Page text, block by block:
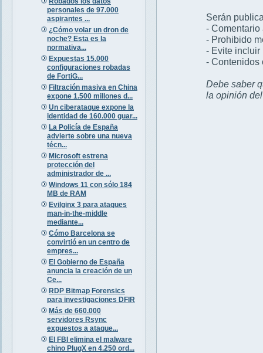
personales de 97.000
aspirantes ...
¿Cómo volar un dron de
noche? Esta es la
normativa...
Expuestas 15.000
configuraciones robadas
de FortiG...
Filtración masiva en China
expone 1.500 millones d...
Un ciberataque expone la
identidad de 160.000 guar...
La Policía de España
advierte sobre una nueva
técn...
Microsoft estrena
protección del
administrador de ...
Windows 11 con sólo 184
MB de RAM
Evilginx 3 para ataques
man-in-the-middle
mediante...
Cómo Barcelona se
convirtió en un centro de
empres...
El Gobierno de España
anuncia la creación de un
Ce...
RDP Bitmap Forensics
para investigaciones DFIR
Más de 660.000
servidores Rsync
expuestos a ataque...
El FBI elimina el malware
chino PlugX en 4.250 ord...
Serán
- Comentario
- Prohibido
- Evite incluir
- Contenidos
Debe saber
la opinión